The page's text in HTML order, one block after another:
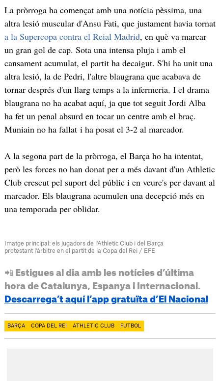
La pròrroga ha començat amb una notícia pèssima, una
altra lesió muscular d'Ansu Fati, que justament havia tornat
a la Supercopa contra el Reial Madrid, en què va marcar
un gran gol de cap. Sota una intensa pluja i amb el
cansament acumulat, el partit ha decaigut. S'hi ha unit una
altra lesió, la de Pedri, l'altre blaugrana que acabava de
tornar després d'un llarg temps a la infermeria. I el drama
blaugrana no ha acabat aquí, ja que tot seguit Jordi Alba
ha fet un penal absurd en tocar un centre amb el braç.
Muniain no ha fallat i ha posat el 3-2 al marcador.
A la segona part de la pròrroga, el Barça ho ha intentat,
però les forces no han donat per a més davant d'un Athletic
Club crescut pel suport del públic i en veure's per davant al
marcador. Els blaugrana acumulen una decepció més en
una temporada per oblidar.
Imatge principal: els jugadors de l'Athletic Club i del Barça
protestant l'àrbitre en el partit de la Copa del Rei / EFE
📲 Estigues al dia amb les notícies d’última
hora de Catalunya, Espanya i Internacional.
Descarrega’t aquí l’app gratuïta d’El Nacional
BARÇA COPA DEL REI ATHLETIC CLUB FUTBOL